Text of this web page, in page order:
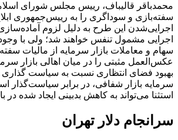
محمدباقر قالیباف، رییس مجلس شورای
سفته‌بازی و سوداگری را به رییس‌جمهوری ابلاغ
اجرایی‌شدن این طرح به دلیل لزوم
اجرایی مشمول تنفس خواهند شد؛ ولی با
سهام و معاملات بازار سرمایه از مالیات
عکس‌العمل مثبتی را در میان اهالی بازار
بهبود فضای انتظاری نسبت به سیاست گذاری
سرمایه بازار شفافی، در برابر سیاست‌گذار
استثنا می‌تواند به کاهش بدبینی ایجاد شده در
سرانجام دلار تهران